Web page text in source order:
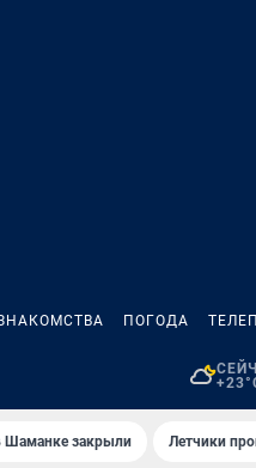
ПОГОДА
Шаманке закрыли Летчики